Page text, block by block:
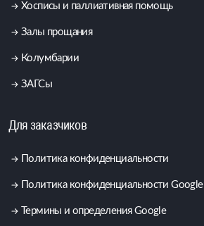
Хосписы и паллиативная помощь
Залы прощания
Колумбарии
ЗАГСы
Для заказчиков
Политика конфиденциальности
Политика конфиденциальности Google
Термины и определения Google